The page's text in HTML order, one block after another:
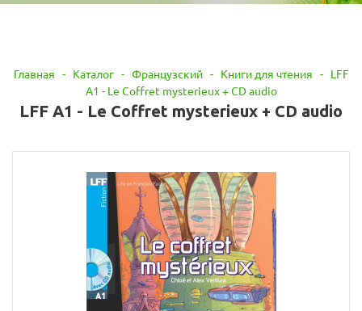
Главная - Каталог - Французский - Книги для чтения - LFF
A1 - Le Coffret mysterieux + CD audio
LFF A1 - Le Coffret mysterieux + CD audio